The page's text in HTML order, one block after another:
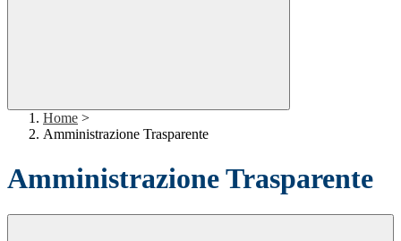
Home >
Amministrazione Trasparente
Amministrazione Trasparente